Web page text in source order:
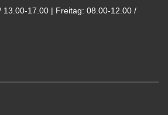
13.00-17.00 | Freitag: 08.00-12.00 /